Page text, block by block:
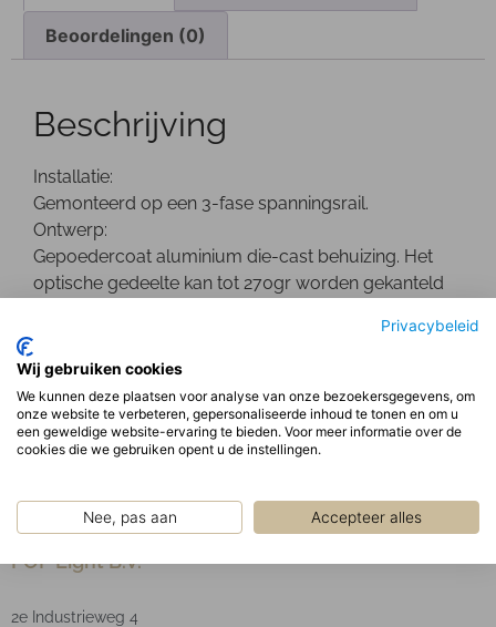
Privacybeleid
Wij gebruiken cookies
We kunnen deze plaatsen voor analyse van onze bezoekersgegevens, om
onze website te verbeteren, gepersonaliseerde inhoud te tonen en om u
een geweldige website-ervaring te bieden. Voor meer informatie over de
cookies die we gebruiken opent u de instellingen.
Nee, pas aan Accepteer alles
Beoordelingen (0)
Beschrijving
Installatie:
Gemonteerd op een 3-fase spanningsrail.
Ontwerp:
Gepoedercoat aluminium die-cast behuizing. Het
optische gedeelte kan tot 270gr worden gekanteld
Optisch:
Geanodiseerde aluminium facet reflector inclusief
helder glas.
POP Light B.V.
2e Industrieweg 4